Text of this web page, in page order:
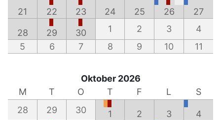
21 22 23 24 25 26 27
28 29 30 1 2 3
4
5
6 7 8 9 10 11
Oktober 2026
M
T O T F L
S
28
29 30 1 2 3 4